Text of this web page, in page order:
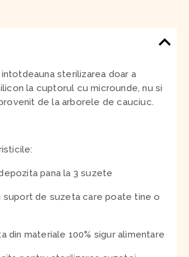
sterilizarea doar a
la cuptorul cu microunde, nu si
de la arborele de cauciuc.
pana la 3 suzete
suport de suzeta care poate tine o
din materiale 100% sigur alimentare